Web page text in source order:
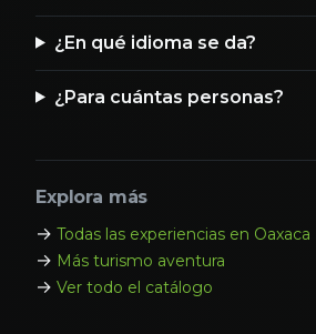
¿En qué idioma se da?
¿Para cuántas personas?
Explora más
→ Todas las experiencias en Oaxaca
→ Más turismo aventura
→ Ver todo el catálogo